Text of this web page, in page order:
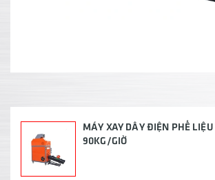
MÁY XAY DÂY ĐIỆN PHẾ
90KG/GIỜ